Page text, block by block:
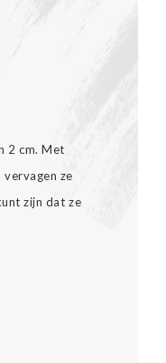
2 cm. Met
ze
zijn dat ze